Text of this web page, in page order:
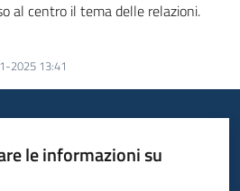
al centro il tema delle relazioni.
2025 13:41
le informazioni su